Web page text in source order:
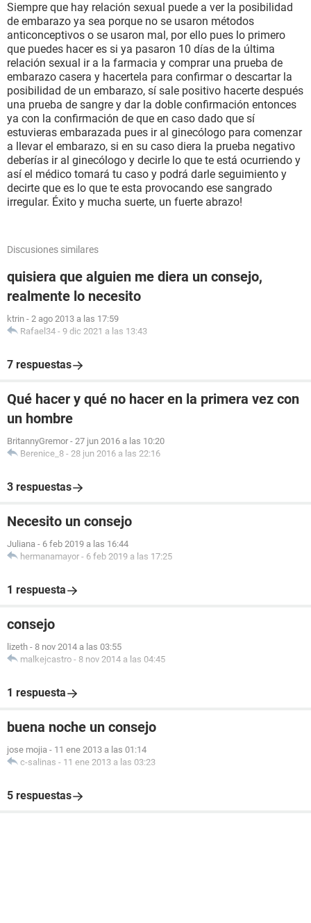
Siempre que hay relación sexual puede a ver la posibilidad
de embarazo ya sea porque no se usaron métodos
anticonceptivos o se usaron mal, por ello pues lo primero
que puedes hacer es si ya pasaron 10 días de la última
relación sexual ir a la farmacia y comprar una prueba de
embarazo casera y hacertela para confirmar o descartar la
posibilidad de un embarazo, sí sale positivo hacerte después
una prueba de sangre y dar la doble confirmación entonces
ya con la confirmación de que en caso dado que sí
estuvieras embarazada pues ir al ginecólogo para comenzar
a llevar el embarazo, si en su caso diera la prueba negativo
deberías ir al ginecólogo y decirle lo que te está ocurriendo y
así el médico tomará tu caso y podrá darle seguimiento y
decirte que es lo que te esta provocando ese sangrado
irregular. Éxito y mucha suerte, un fuerte abrazo!
Discusiones similares
quisiera que alguien me diera un consejo,
realmente lo necesito
ktrin - 2 ago 2013 a las 17:59
Rafael34 - 9 dic 2021 a las 13:43
7 respuestas
Qué hacer y qué no hacer en la primera vez con
un hombre
BritannyGremor - 27 jun 2016 a las 10:20
Berenice_8 - 28 jun 2016 a las 22:16
3 respuestas
Necesito un consejo
Juliana - 6 feb 2019 a las 16:44
hermanamayor - 6 feb 2019 a las 17:25
1 respuesta
consejo
lizeth - 8 nov 2014 a las 03:55
malkejcastro - 8 nov 2014 a las 04:45
1 respuesta
buena noche un consejo
jose mojia - 11 ene 2013 a las 01:14
c-salinas - 11 ene 2013 a las 03:23
5 respuestas